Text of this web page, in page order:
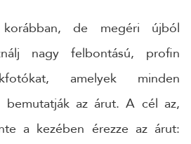
de megéri újból
nagy felbontású, profin
amelyek minden
bemutatják az árut. A cél az,
a kezében érezze az árut: